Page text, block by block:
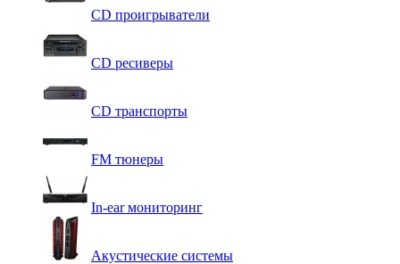
CD проигрыватели
CD ресиверы
CD транспорты
FM тюнеры
In-ear мониторинг
Акустические системы